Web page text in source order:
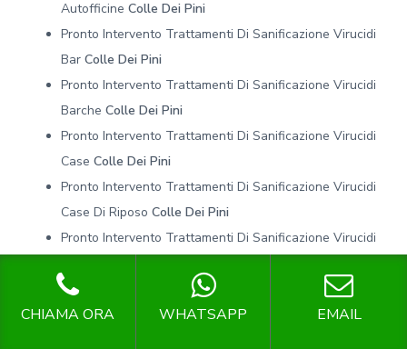
Autofficine Colle Dei Pini
Pronto Intervento Trattamenti Di Sanificazione Virucidi
Bar Colle Dei Pini
Pronto Intervento Trattamenti Di Sanificazione Virucidi
Barche Colle Dei Pini
Pronto Intervento Trattamenti Di Sanificazione Virucidi
Case Colle Dei Pini
Pronto Intervento Trattamenti Di Sanificazione Virucidi
Case Di Riposo Colle Dei Pini
Pronto Intervento Trattamenti Di Sanificazione Virucidi
Pronto Intervento Trattamenti Di Sanificazione Virucidi
Centri CommercialiColle Dei Pini
CHIAMA ORA WHATSAPP EMAIL